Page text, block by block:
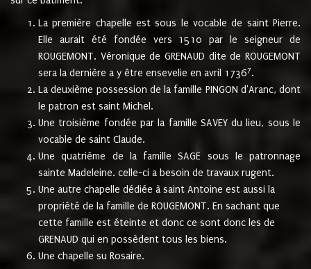
La première chapelle est sous le vocable de saint Pierre.
Elle aurait été fondée vers 1510 par le seigneur de
ROUGEMONT. Véronique de GRENAUD dite de ROUGEMONT
sera la dernière a y être ensevelie en avril 17367.
La deuxième possession de la famille PINGON d'Aranc, dont
le patron est saint Michel.
Une troisième fondée par la famille SAVEY du lieu, sous le
vocable de saint Claude.
Une quatrième de la famille SAGE sous le patronnage
sainte Madeleine. celle-ci a besoin de travaux rugent.
Une autre chapelle dédiée à saint Antoine est aussi la
propriété de la famille de ROUGEMONT. En sachant que
cette famille est éteinte et donc ce sont donc les de
GRENAUD qui en possèdent tous les biens.
Une chapelle su Rosaire.